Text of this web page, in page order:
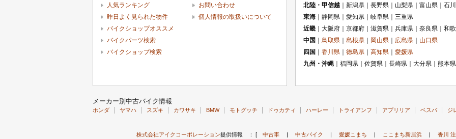
人気ランキング
昨日よく見られた物件
バイクショップオススメ
バイクパーツ検索
バイクショップ検索
お問い合わせ
個人情報の取扱いについて
北陸・甲信越 ｜新潟県｜長野県｜山梨県｜富山県｜石
東海 ｜静岡県｜愛知県｜岐阜県｜三重県
近畿 ｜大阪府｜京都府｜滋賀県｜兵庫県｜奈良県｜和
中国
鳥取県 島根県 岡山県 広島県
山口県
四国
香川県 徳島県 高知県
愛媛県
九州・沖縄 ｜福岡県｜佐賀県｜長崎県｜大分県｜熊本
メーカー別中古バイク情報
ホンダ ヤマハ スズキ カワサキ BMW モトグッチ ドゥカティ ハーレー トライアンフ アプリリア ベスパ ジ
株式会社アイクコーポレーション提供情報 ： [ 中古車 | 中古バイク | 愛媛こまち | ここまち新居浜 | 香川